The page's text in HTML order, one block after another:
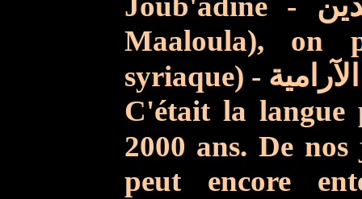
Maaloula), on
syriaque) -
C'était la
2000 ans. De
peut encore